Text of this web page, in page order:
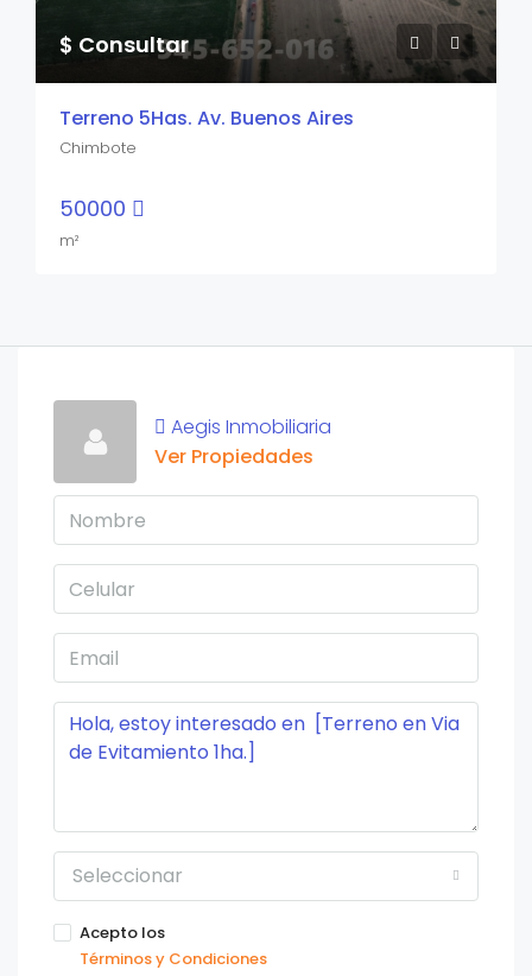
$ Consultar
Terreno 5Has. Av. Buenos Aires
Chimbote
50000
m²
Aegis Inmobiliaria
Ver Propiedades
Seleccionar
Acepto los
Términos y Condiciones